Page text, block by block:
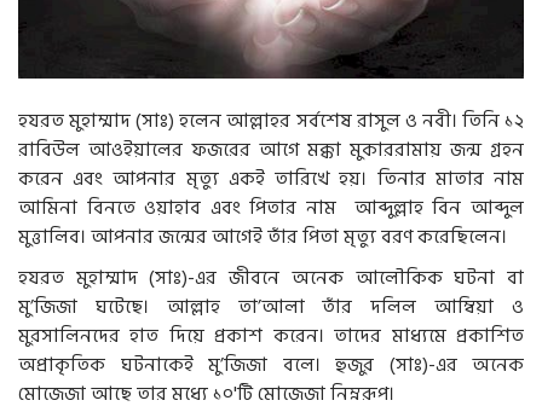
হযরত মুহাম্মাদ (সাঃ) হলেন আল্লাহর সর্বশেষ রাসুল ও নবী। তিনি ১২
রাবিউল আওইয়ালের ফজরের আগে মক্কা মুকাররামায় জন্ম গ্রহন
করেন এবং আপনার মৃত্যু একই তারিখে হয়। তিনার মাতার নাম
আমিনা বিনতে ওয়াহাব এবং পিতার নাম আব্দুল্লাহ বিন আব্দুল
মুত্তালিব। আপনার জন্মের আগেই তাঁর পিতা মৃত্যু বরণ করেছিলেন।
হযরত মুহাম্মাদ (সাঃ)-এর জীবনে অনেক আলৌকিক ঘটনা বা
মু’জিজা ঘটেছে। আল্লাহ তা’আলা তাঁর দলিল আম্বিয়া ও
মুরসালিনদের হাত দিয়ে প্রকাশ করেন। তাদের মাধ্যমে প্রকাশিত
অপ্রাকৃতিক ঘটনাকেই মু’জিজা বলে। হুজুর (সাঃ)-এর অনেক
মোজেজা আছে তার মধ্যে ১০'টি মোজেজা নিম্নরূপ।